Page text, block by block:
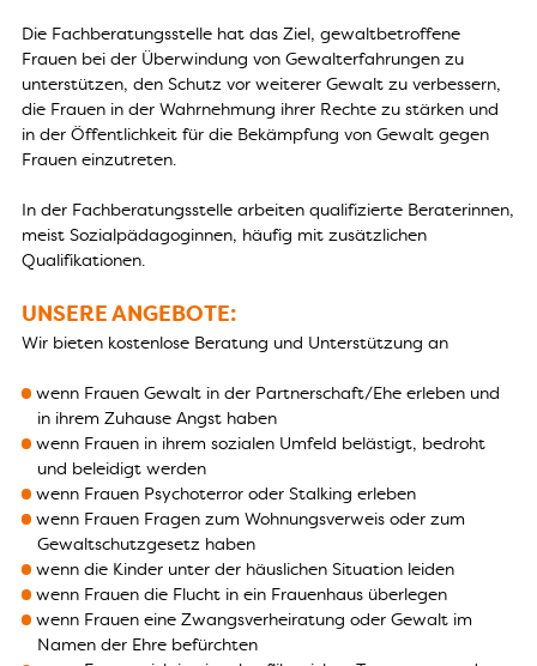
Die Fachberatungsstelle hat das Ziel, gewaltbetroffene
Frauen bei der Überwindung von Gewalterfahrungen zu
unterstützen, den Schutz vor weiterer Gewalt zu verbessern,
die Frauen in der Wahrnehmung ihrer Rechte zu stärken und
in der Öffentlichkeit für die Bekämpfung von Gewalt gegen
Frauen einzutreten.
In der Fachberatungsstelle arbeiten qualifizierte Beraterinnen,
meist Sozialpädagoginnen, häufig mit zusätzlichen
Qualifikationen.
UNSERE ANGEBOTE:
Wir bieten kostenlose Beratung und Unterstützung an
wenn Frauen Gewalt in der Partnerschaft/Ehe erleben und
in ihrem Zuhause Angst haben
wenn Frauen in ihrem sozialen Umfeld belästigt, bedroht
und beleidigt werden
wenn Frauen Psychoterror oder Stalking erleben
wenn Frauen Fragen zum Wohnungsverweis oder zum
Gewaltschutzgesetz haben
wenn die Kinder unter der häuslichen Situation leiden
wenn Frauen die Flucht in ein Frauenhaus überlegen
wenn Frauen eine Zwangsverheiratung oder Gewalt im
Namen der Ehre befürchten